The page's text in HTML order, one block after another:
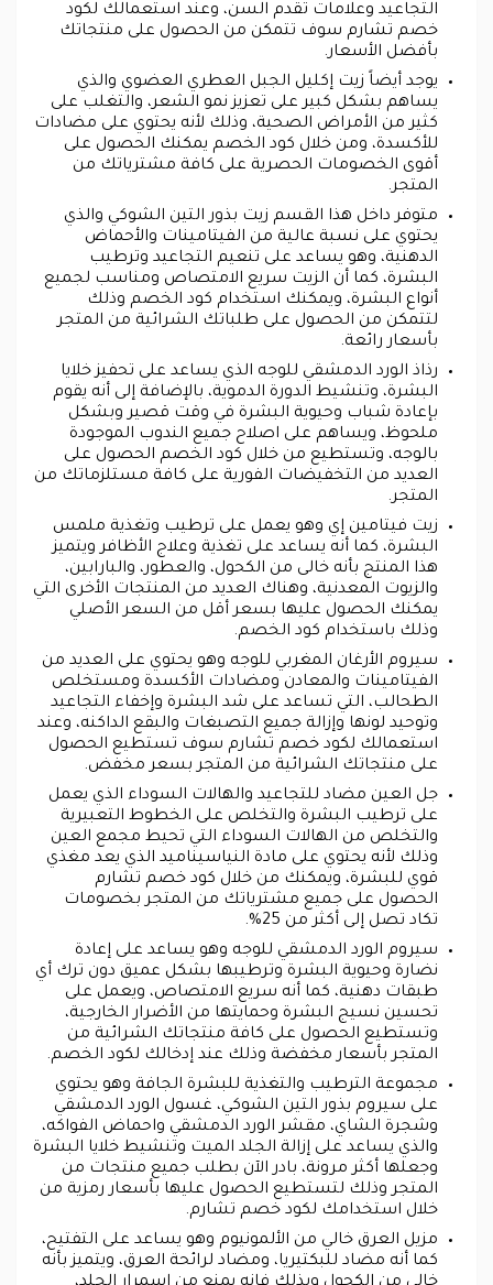
التجاعيد وعلامات تقدم السن، وعند استعمالك لكود
خصم تشارم سوف تتمكن من الحصول على منتجاتك
بأفضل الأسعار.
يوجد أيضاً زيت إكليل الجبل العطري العضوي والذي
يساهم بشكل كبير على تعزيز نمو الشعر، والتغلب على
كثير من الأمراض الصحية، وذلك لأنه يحتوي على مضادات
للأكسدة، ومن خلال كود الخصم يمكنك الحصول على
أقوى الخصومات الحصرية على كافة مشترياتك من
المتجر.
متوفر داخل هذا القسم زيت بذور التين الشوكي والذي
يحتوي على نسبة عالية من الفيتامينات والأحماض
الدهنية، وهو يساعد على تنعيم التجاعيد وترطيب
البشرة، كما أن الزيت سريع الامتصاص ومناسب لجميع
أنواع البشرة، ويمكنك استخدام كود الخصم وذلك
لتتمكن من الحصول على طلباتك الشرائية من المتجر
بأسعار رائعة.
رذاذ الورد الدمشقي للوجه الذي يساعد على تحفيز خلايا
البشرة، وتنشيط الدورة الدموية، بالإضافة إلى أنه يقوم
بإعادة شباب وحيوية البشرة في وقت قصير وبشكل
ملحوظ، ويساهم على اصلاح جميع الندوب الموجودة
بالوجه، وتستطيع من خلال كود الخصم الحصول على
العديد من التخفيضات الفورية على كافة مستلزماتك من
المتجر.
زيت فيتامين إي وهو يعمل على ترطيب وتغذية ملمس
البشرة، كما أنه يساعد على تغذية وعلاج الأظافر ويتميز
هذا المنتج بأنه خالى من الكحول، والعطور، والبارابين،
والزيوت المعدنية، وهناك العديد من المنتجات الأخرى التي
يمكنك الحصول عليها بسعر أقل من السعر الأصلي
وذلك باستخدام كود الخصم.
سيروم الأرغان المغربي للوجه وهو يحتوي على العديد من
الفيتامينات والمعادن ومضادات الأكسدة ومستخلص
الطحالب، التي تساعد على شد البشرة وإخفاء التجاعيد
وتوحيد لونها وإزالة جميع التصبغات والبقع الداكنه، وعند
استعمالك لكود خصم تشارم سوف تستطيع الحصول
على منتجاتك الشرائية من المتجر بسعر مخفض.
جل العين مضاد للتجاعيد والهالات السوداء الذي يعمل
على ترطيب البشرة والتخلص على الخطوط التعبيرية
والتخلص من الهالات السوداء التي تحيط مجمع العين
وذلك لأنه يحتوي على مادة النياسيناميد الذي يعد مغذي
قوي للبشرة، ويمكنك من خلال كود خصم تشارم
الحصول على جميع مشترياتك من المتجر بخصومات
تكاد تصل إلى أكثر من 25%.
سيروم الورد الدمشقي للوجه وهو يساعد على إعادة
نضارة وحيوية البشرة وترطيبها بشكل عميق دون ترك أي
طبقات دهنية، كما أنه سريع الامتصاص، ويعمل على
تحسين نسيج البشرة وحمايتها من الأضرار الخارجية،
وتستطيع الحصول على كافة منتجاتك الشرائية من
المتجر بأسعار مخفضة وذلك عند إدخالك لكود الخصم.
مجموعة الترطيب والتغذية للبشرة الجافة وهو يحتوي
على سيروم بذور التين الشوكي، غسول الورد الدمشقي
وشجرة الشاي، مقشر الورد الدمشقي واحماض الفواكه،
والذي يساعد على إزالة الجلد الميت وتنشيط خلايا البشرة
وجعلها أكثر مرونة، بادر الآن بطلب جميع منتجات من
المتجر وذلك لتستطيع الحصول عليها بأسعار رمزية من
خلال استخدامك لكود خصم تشارم.
مزيل العرق خالي من الألمونيوم وهو يساعد على التفتيح،
كما أنه مضاد للبكتيريا، ومضاد لرائحة العرق، ويتميز بأنه